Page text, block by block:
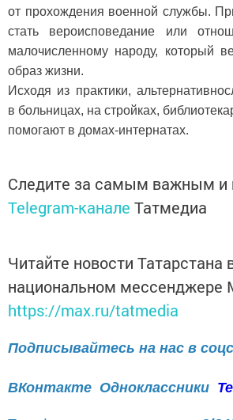
от прохождения военной службы.
стать вероисповедание или
малочисленному народу, который
образ жизни.
Исходя из практики,
в больницах, на стройках,
помогают в домах-интернатах.
Следите за самым важным и
Telegram-канале Татмедиа
Читайте новости Татарстана
национальном мессенджере
https://max.ru/tatmedia
Подписывайтесь на нас в
ВКонтакте Одноклассники